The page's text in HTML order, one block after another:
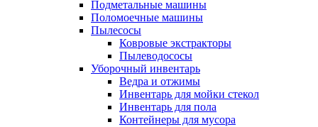
Подметальные машины
Поломоечные машины
Пылесосы
Ковровые экстракторы
Пылеводососы
Уборочный инвентарь
Ведра и отжимы
Инвентарь для мойки стекол
Инвентарь для пола
Контейнеры для мусора